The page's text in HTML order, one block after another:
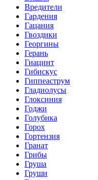
Вредители
Гардения
Гацания
Гвоздики
Георгины
Герань
Гиацинт
Гибискус
Гиппеаструм
Гладиолусы
Глоксиния
Годжи
Голубика
Горох
Гортензия
Гранат
Грибы
Груша
Груши